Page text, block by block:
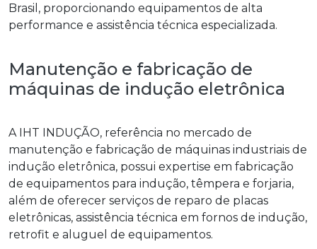
Brasil, proporcionando equipamentos de alta
performance e assistência técnica especializada.
Manutenção e fabricação de
máquinas de indução eletrônica
A IHT INDUÇÃO, referência no mercado de
manutenção e fabricação de máquinas industriais de
indução eletrônica, possui expertise em fabricação
de equipamentos para indução, têmpera e forjaria,
além de oferecer serviços de reparo de placas
eletrônicas, assistência técnica em fornos de indução,
retrofit e aluguel de equipamentos.